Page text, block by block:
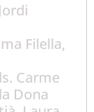
Filella,
Carme
Dona